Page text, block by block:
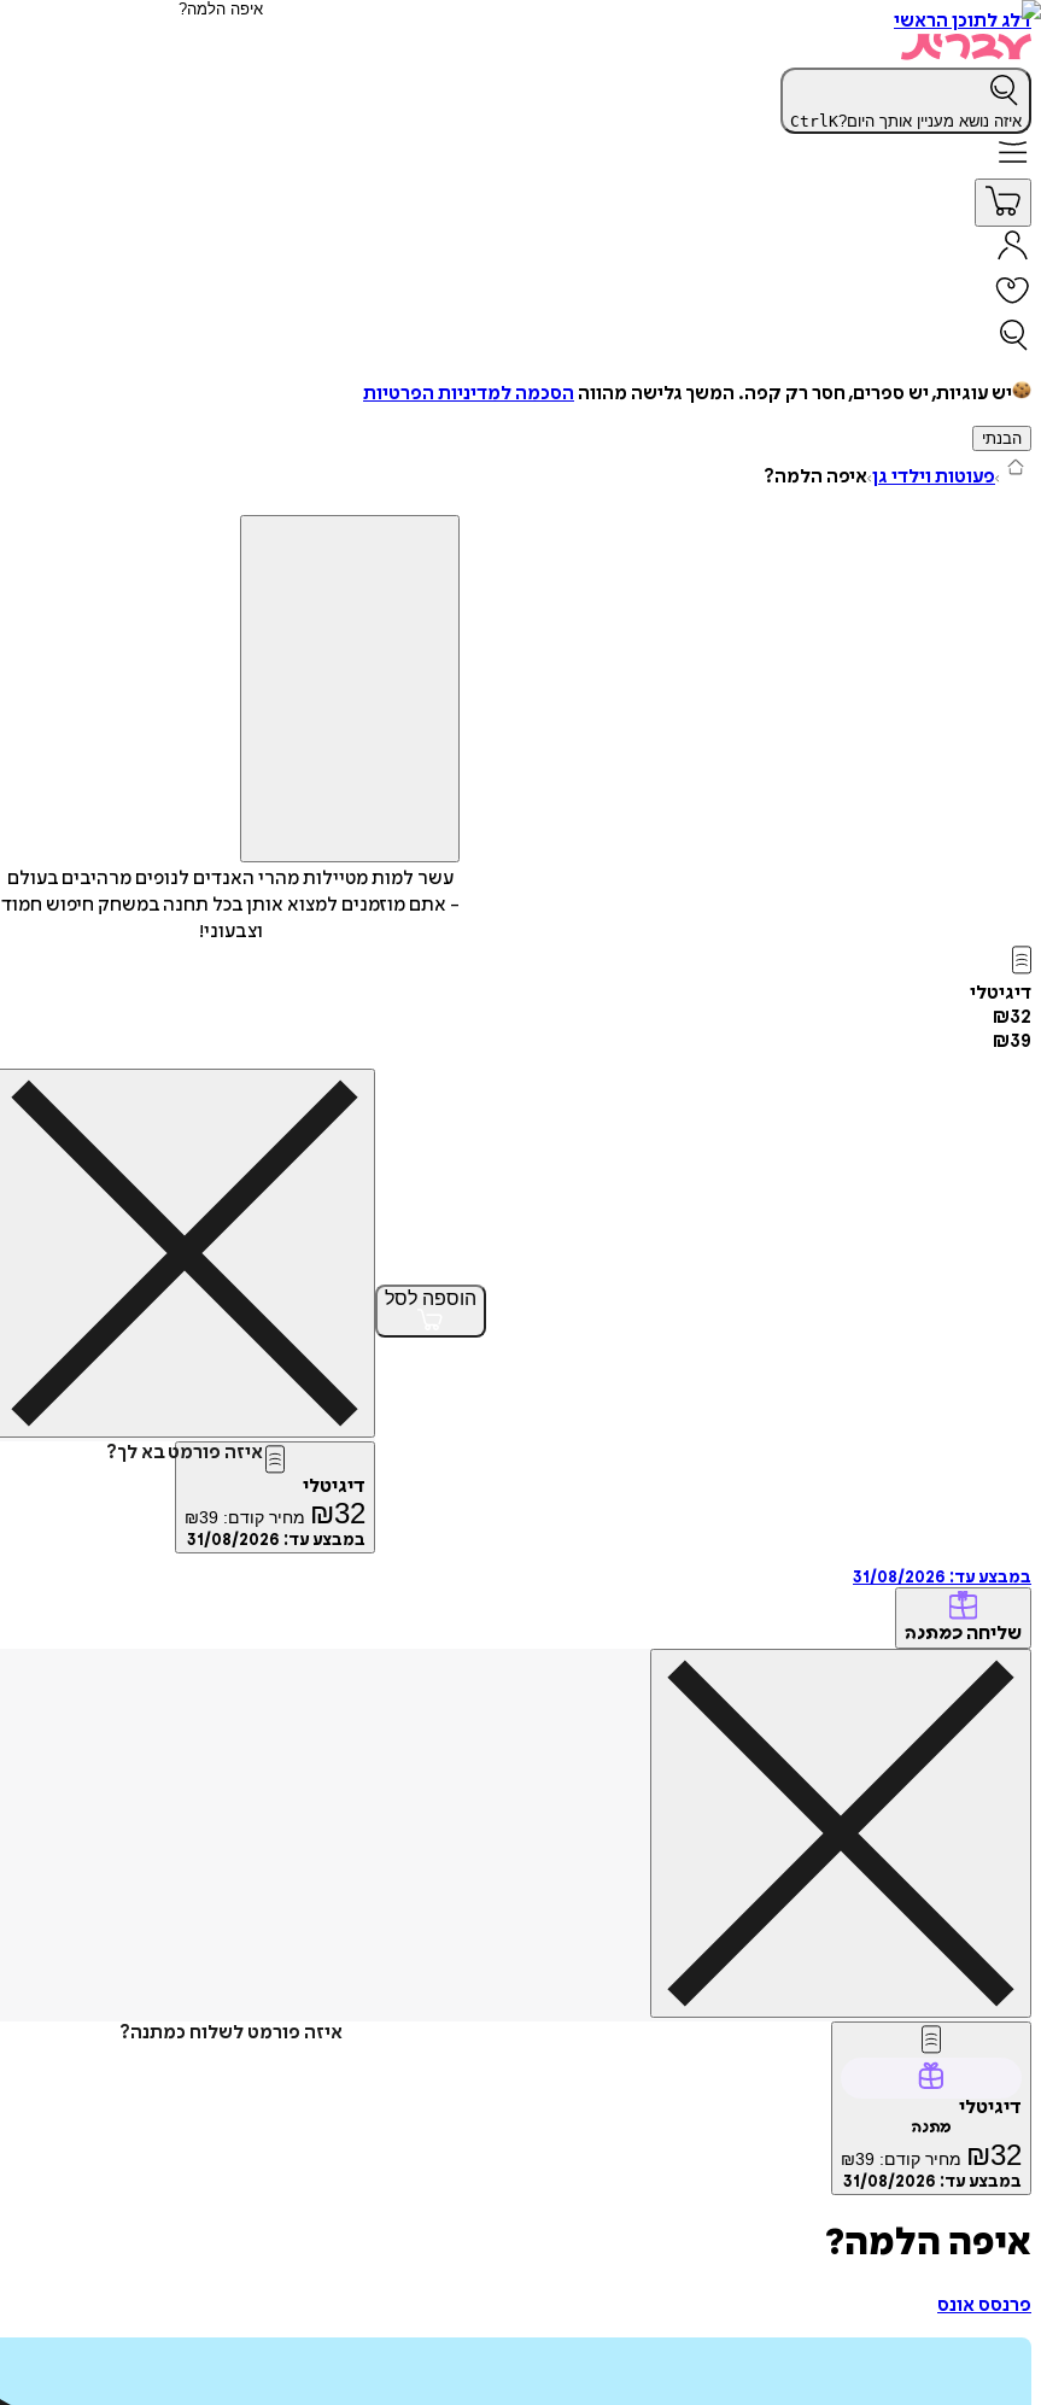
דלג לתוכן הראשי
איזה נושא מעניין אותך היום? CtrlK
יש עוגיות, יש ספרים, חסר רק קפה. המשך גלישה מהווה הסכמה למדיניות הפרטיות
הבנתי
פעוטות וילדי גן איפה הלמה?
עשר למות מטיילות מהרי האנדים לנופים מרהיבים בעולם
- אתם מוזמנים למצוא אותן בכל תחנה במשחק חיפוש חמוד
וצבעוני!
דיגיטלי
₪32
₪39
הוספה לסל
איזה פורמט בא לך?
דיגיטלי
₪32 מחיר קודם: ₪39
במבצע עד: 31/08/2026
במבצע עד: 31/08/2026
שליחה כמתנה
איזה פורמט לשלוח כמתנה?
דיגיטלי
מתנה
₪32 מחיר קודם: ₪39
במבצע עד: 31/08/2026
איפה הלמה?
פרנסס אונס